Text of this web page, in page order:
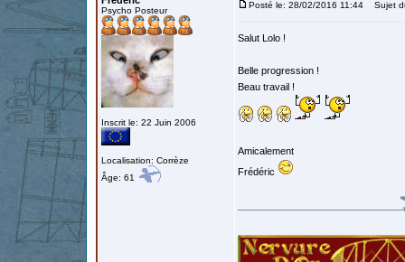
Psycho Posteur
Inscrit le: 22 Juin 2006
Localisation: Corrèze
Âge: 61
Posté le: 28/02/2016 11:44 Sujet
Salut Lolo !
Belle progression !
Beau travail !
Amicalement
Frédéric